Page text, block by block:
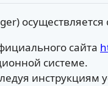
сайта
системе.
инструкциям